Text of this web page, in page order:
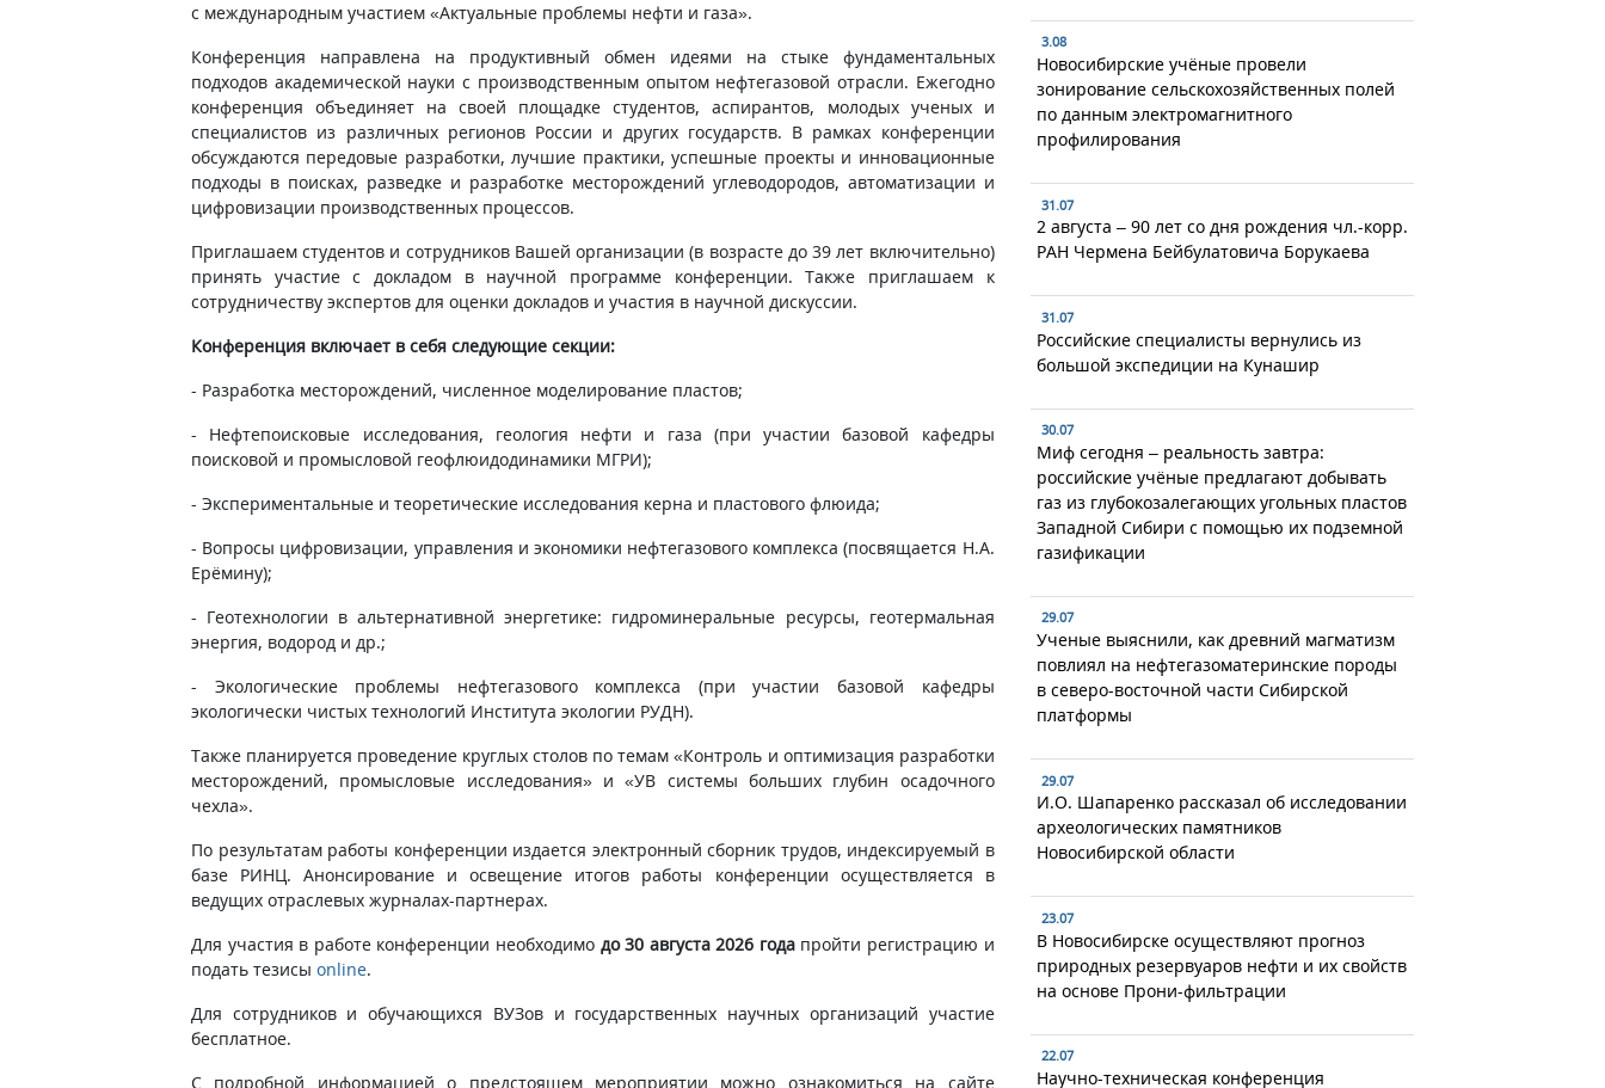
с международным участием «Актуальные проблемы нефти и газа».
Конференция направлена на продуктивный обмен идеями на стыке фундаментальных
подходов академической науки с производственным опытом нефтегазовой отрасли. Ежегодно
конференция объединяет на своей площадке студентов, аспирантов, молодых ученых и
специалистов из различных регионов России и других государств. В рамках конференции
обсуждаются передовые разработки, лучшие практики, успешные проекты и инновационные
подходы в поисках, разведке и разработке месторождений углеводородов, автоматизации и
цифровизации производственных процессов.
Приглашаем студентов и сотрудников Вашей организации (в возрасте до 39 лет включительно)
принять участие с докладом в научной программе конференции. Также приглашаем к
сотрудничеству экспертов для оценки докладов и участия в научной дискуссии.
Конференция включает в себя следующие секции:
- Разработка месторождений, численное моделирование пластов;
- Нефтепоисковые исследования, геология нефти и газа (при участии базовой кафедры
поисковой и промысловой геофлюидодинамики МГРИ);
- Экспериментальные и теоретические исследования керна и пластового флюида;
- Вопросы цифровизации, управления и экономики нефтегазового комплекса (посвящается Н.А.
Ерёмину);
- Геотехнологии в альтернативной энергетике: гидроминеральные ресурсы, геотермальная
энергия, водород и др.;
- Экологические проблемы нефтегазового комплекса (при участии базовой кафедры
экологически чистых технологий Института экологии РУДН).
Также планируется проведение круглых столов по темам «Контроль и оптимизация разработки
месторождений, промысловые исследования» и «УВ системы больших глубин осадочного
чехла».
По результатам работы конференции издается электронный сборник трудов, индексируемый в
базе РИНЦ. Анонсирование и освещение итогов работы конференции осуществляется в
ведущих отраслевых журналах-партнерах.
Для участия в работе конференции необходимо до 30 августа 2026 годапройти регистрацию и
подать тезисы online.
Для сотрудников и обучающихся ВУЗов и государственных научных организаций участие
бесплатное.
С подробной информацией о предстоящем мероприятии можно ознакомиться на сайте
3.08
Новосибирские учёные провели
зонирование сельскохозяйственных полей
по данным электромагнитного
профилирования
31.07
2 августа – 90 лет со дня рождения чл.-корр.
РАН Чермена Бейбулатовича Борукаева
31.07
Российские специалисты вернулись из
большой экспедиции на Кунашир
30.07
Миф сегодня – реальность завтра:
российские учёные предлагают добывать
газ из глубокозалегающих угольных пластов
Западной Сибири с помощью их подземной
газификации
29.07
Ученые выяснили, как древний магматизм
повлиял на нефтегазоматеринские породы
в северо-восточной части Сибирской
платформы
29.07
И.О. Шапаренко рассказал об исследовании
археологических памятников
Новосибирской области
23.07
В Новосибирске осуществляют прогноз
природных резервуаров нефти и их свойств
на основе Прони-фильтрации
22.07
Научно-техническая конференция